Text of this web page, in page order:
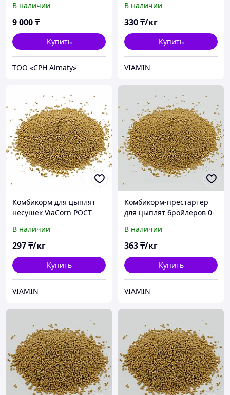
несушек
В наличии
9 000₸
Купить
ТОО «CPH Almaty»
20105
В наличии
330₸/кг
Купить
VIAMIN
Комбикорм для цыплят
несушек ViaCorn РОСТ
В наличии
297₸/кг
Купить
VIAMIN
Комбикорм-престартер
для цыплят бройлеров 0-
В наличии
363₸/кг
Купить
VIAMIN